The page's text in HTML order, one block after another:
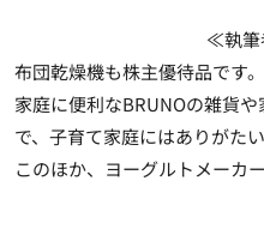
≪執
布団乾燥機も株主優待品です。
家庭に便利なBRUNOの雑貨
で、子育て家庭にはありがたい
このほか、ヨーグルトメーカ